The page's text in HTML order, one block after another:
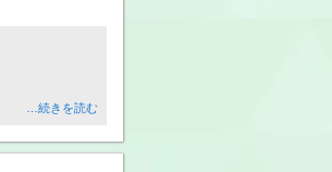
…続きを読む